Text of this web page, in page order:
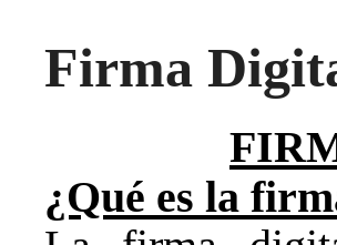
Firma
¿Qué es la